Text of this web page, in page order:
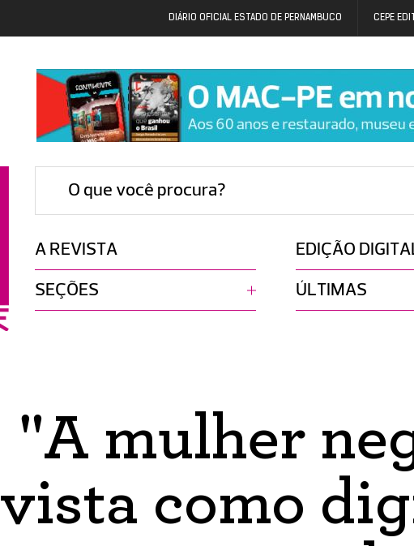
DIÁRIO OFICIAL ESTADO DE PERNAMBUCO CEPE
O que você procura?
A REVISTA EDIÇÃO
SEÇÕES ÚLTIMAS
"A mulher
vista como